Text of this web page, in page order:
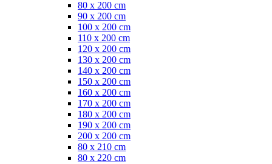
80 x 200 cm
90 x 200 cm
100 x 200 cm
110 x 200 cm
120 x 200 cm
130 x 200 cm
140 x 200 cm
150 x 200 cm
160 x 200 cm
170 x 200 cm
180 x 200 cm
190 x 200 cm
200 x 200 cm
80 x 210 cm
80 x 220 cm